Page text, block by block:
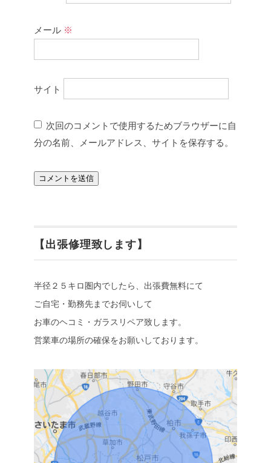
メール ※
サイト
次回のコメントで使用するためブラウザーに自
分の名前、メールアドレス、サイトを保存する。
【出張修理致します】
半径２５キロ圏内でしたら、出張費無料にて
ご自宅・勤務先までお伺いして
お車のヘコミ・ガラスリペア致します。
営業車の場所の確保をお願いしております。